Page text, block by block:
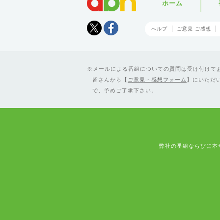
Tweet
ホーム
ヘルプ ご意見 ご感想
メールによる番組についての質問は受け付け
皆さんから【 ご意見・感想フォーム 】にいただ
で、予めご了承下さい。
弊社の番組ならびに